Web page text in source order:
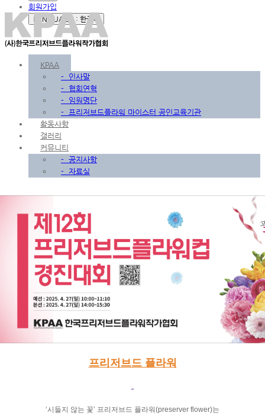
회원가입
LANGUAGE : 한국어
KPAA
- 인사말
- 협회연혁
- 임원명단
- 프리저브드플라워 마이스터 공인교육기관
활동사항
갤러리
커뮤니티
- 공지사항
- 자료실
프리저브드 플라워
‘시들지 않는 꽃’ 프리저브드 플라워(preserver flower)는